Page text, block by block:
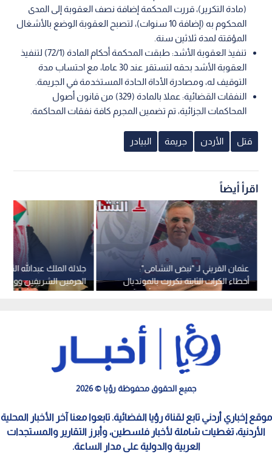
(مادة التكرير)، قررت المحكمة إضافة نصف العقوبة إلى المدى
المحكوم به (إضافة 10 سنوات)، لتصبح العقوبة الوضع بالأشغال
المؤقتة لمدة ثلاثين سنة.
تنفيذ العقوبة الأشد: طبقت المحكمة أحكام المادة (72/1) لتنفيذ
العقوبة الأشد بحقه لتستقر عند 30 عاما، مع احتساب مدة
التوقيف له، ومصادرة الأداة الحادة المستخدمة في الجريمة.
النفقات القضائية: عملا بالمادة (329) من قانون أصول
المحاكمات الجزائية، تم تضمين المجرم كافة نفقات المحاكمة.
قتل الأردن جريمة البيادر
اقرأ أيضاً
جلالة الملك عبدالله
الحرمين الشريفين وولي
سقوط مروحية "أرامكو"
عثمان القريني لـ "نبض النشامى":
أخطاء الكرات الثابتة تكررت بالمونديال
وهدفنا المنافسة على لقب كأس آسيا
جميع الحقوق محفوظة رؤيا © 2026
موقع إخباري أردني تابع لقناة رؤيا الفضائية. تابعوا معنا آخر الأخبار المحلية
الأردنية، تغطيات شاملة لأخبار فلسطين، وأبرز التقارير والمستجدات
العربية والدولية على مدار الساعة.